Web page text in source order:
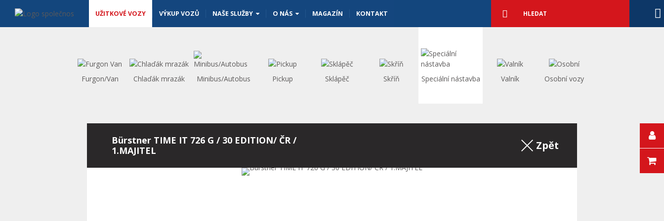
UŽITKOVÉ VOZY VÝKUP VOZŮ NAŠE SLUŽBY O NÁS MAGAZÍN KONTAKT vyhledávání
Vyhledat
Furgon/Van Chlaďák mrazák Minibus/Autobus Pickup Sklápěč Skříň Speciální nástavba Valník Osobní vozy
Bürstner TIME IT 726 G / 30 EDITION/ ČR /
1.MAJITEL
Zpět na výpis